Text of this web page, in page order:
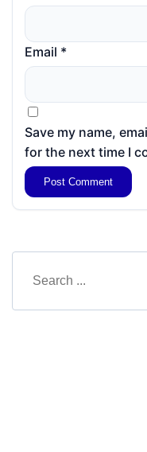
Email *
Save my name,
for the next time I